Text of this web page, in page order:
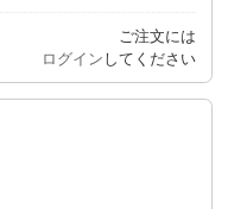
ご注文には
ログイン してください